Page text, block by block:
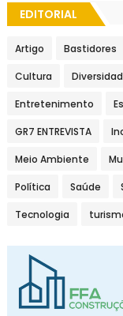
EDITORIAL
Artigo Bastidores
Cultura
Entretenimento
GR7 ENTREVISTA
Meio Ambiente
Política Saúde
Tecnologia